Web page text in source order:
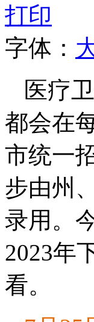
打印
字体：
医疗
都会在
市统一
步由州
录用。
2023年
看。